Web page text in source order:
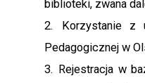
biblioteki, zwana
Korzystanie z
Pedagogicznej w
Rejestracja w